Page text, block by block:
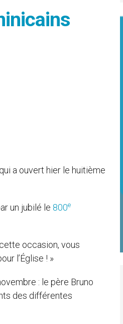
a ouvert hier le huitième
un jubilé le 800e
occasion, vous
l’Église ! »
: le père Bruno
des différentes